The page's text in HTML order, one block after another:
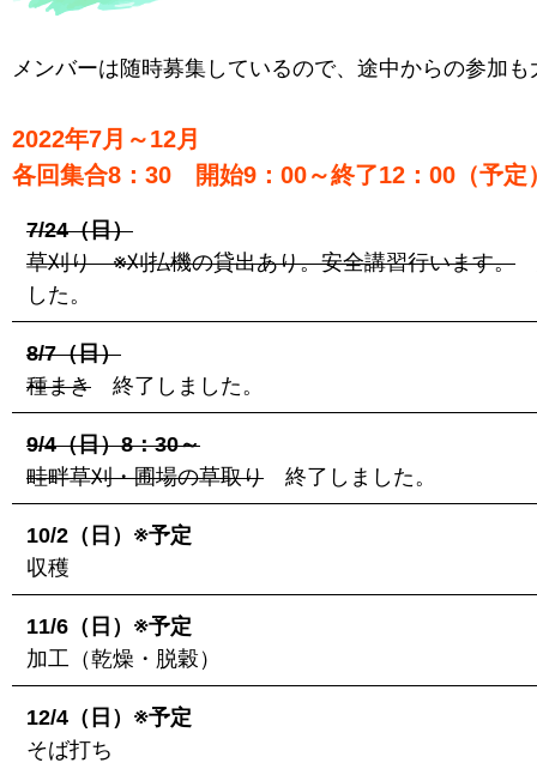
メンバーは随時募集しているので、途中からの参加も
2022年7月～12月
各回集合8：30 開始9：00～終了12：00（予定
7/24（日）
草刈り ※刈払機の貸出あり。安全講習行います。
した。
8/7（日）
種まき 終了しました。
9/4（日）8：30～
畦畔草刈・圃場の草取り 終了しました。
10/2（日）※予定
収穫
11/6（日）※予定
加工（乾燥・脱穀）
12/4（日）※予定
そば打ち